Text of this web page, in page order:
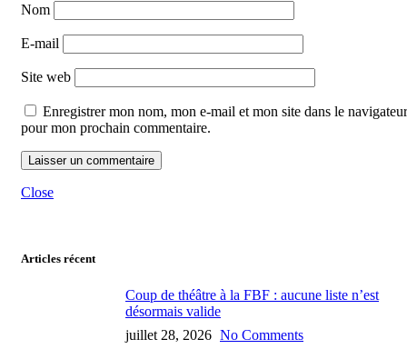
Nom
E-mail
Site web
Enregistrer mon nom, mon e-mail et mon site dans le navigateur
pour mon prochain commentaire.
Close
Articles récent
Coup de théâtre à la FBF : aucune liste n’est
désormais valide
juillet 28, 2026 No Comments